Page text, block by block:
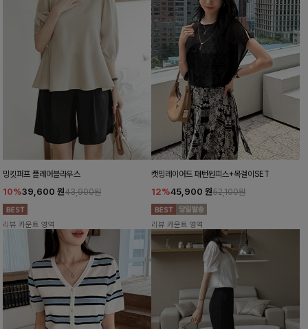
밍킷퍼프 플레어블라우스
10%39,600 원43,900원
리뷰 카운트 영역
캣밍레이어드 패턴원피스+목걸이SET
12%45,900 원52,100원
리뷰 카운트 영역